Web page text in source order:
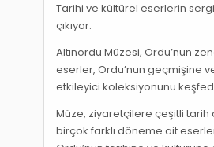
Tarihi ve kültürel eserlerin
çıkıyor.
Altınordu Müzesi, Ordu’nun
eserler, Ordu’nun geçmişine
etkileyici koleksiyonunu
Müze, ziyaretçilere çeşitli
birçok farklı döneme ait